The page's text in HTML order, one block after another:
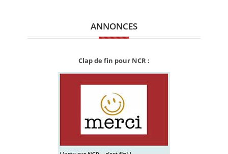
ANNONCES
Clap de fin pour NCR :